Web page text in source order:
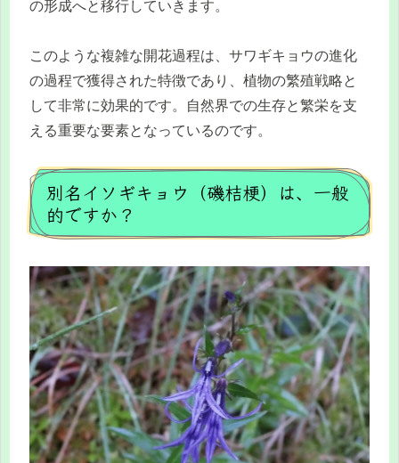
の形成へと移行していきます。
このような複雑な開花過程は、サワギキョウの進化
の過程で獲得された特徴であり、植物の繁殖戦略と
して非常に効果的です。自然界での生存と繁栄を支
える重要な要素となっているのです。
別名イソギキョウ（磯桔梗）は、一般
的ですか？